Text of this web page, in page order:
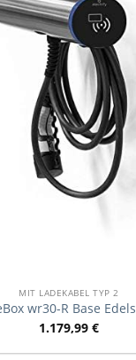
MIT LADEKABEL TYP 2
wr30-R Base
1.179,99 €